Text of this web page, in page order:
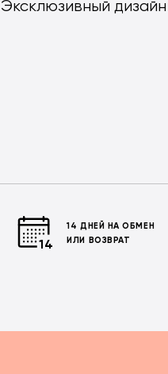
Эксклюзивный дизайн
14 ДНЕЙ НА ОБМЕН
ИЛИ ВОЗВРАТ